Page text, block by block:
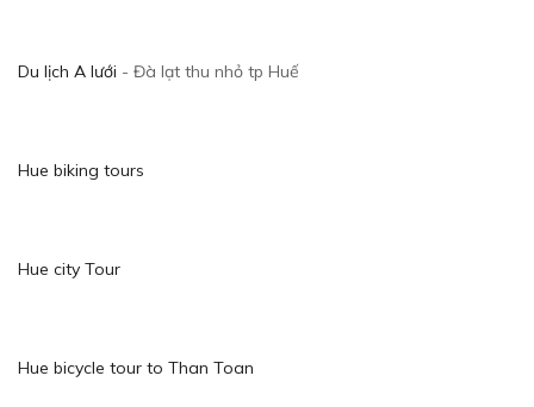
Du lịch A lưới - Đà lạt thu nhỏ tp Huế
Hue biking tours
Hue city Tour
Hue bicycle tour to Than Toan